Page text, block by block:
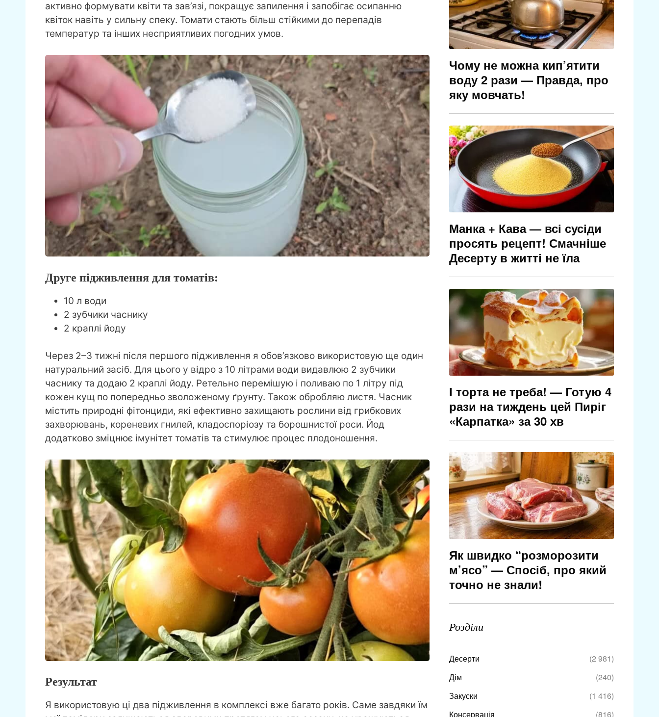
активно формувати квіти та зав’язі, покращує запилення і запобігає осипанню
квіток навіть у сильну спеку. Томати стають більш стійкими до перепадів
температур та інших несприятливих погодних умов.
Друге підживлення для томатів:
10 л води
2 зубчики часнику
2 краплі йоду
Через 2–3 тижні після першого підживлення я обов’язково використовую ще один
натуральний засіб. Для цього у відро з 10 літрами води видавлюю 2 зубчики
часнику та додаю 2 краплі йоду. Ретельно перемішую і поливаю по 1 літру під
кожен кущ по попередньо зволоженому ґрунту. Також обробляю листя. Часник
містить природні фітонциди, які ефективно захищають рослини від грибкових
захворювань, кореневих гнилей, кладоспоріозу та борошнистої роси. Йод
додатково зміцнює імунітет томатів та стимулює процес плодоношення.
Результат
Я використовую ці два підживлення в комплексі вже багато років. Саме завдяки їм
Чому не можна кип’ятити
воду 2 рази — Правда, про
яку мовчать!
Манка + Кава — всі сусіди
просять рецепт! Смачніше
Десерту в житті не їла
І торта не треба! — Готую 4
рази на тиждень цей Пиріг
«Карпатка» за 30 хв
Як швидко “розморозити
м’ясо” — Спосіб, про який
точно не знали!
Розділи
Десерти
(2 981)
Дім
(240)
Закуски
(1 416)
Консервація
(816)